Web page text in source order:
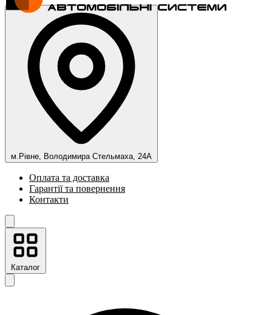
м.Рівне, Володимира Стельмаха, 24А
Оплата та доставка
Гарантії та повернення
Контакти
Каталог